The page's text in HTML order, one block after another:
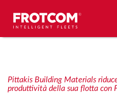
Pittakis Building Materials
produttività della sua flotta con